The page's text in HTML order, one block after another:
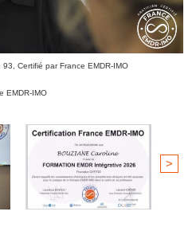
Certifié par France EMDR-IMO
EMDR-IMO
>